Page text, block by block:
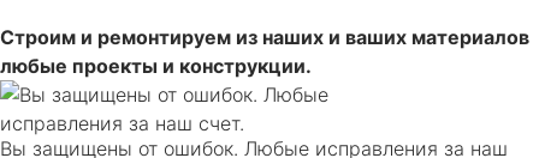
Строим и ремонтируем из наших и ваших ма­те­риалов
любые про­екты и конструкции.
Вы защищены от ошибок. Любые исправления за наш